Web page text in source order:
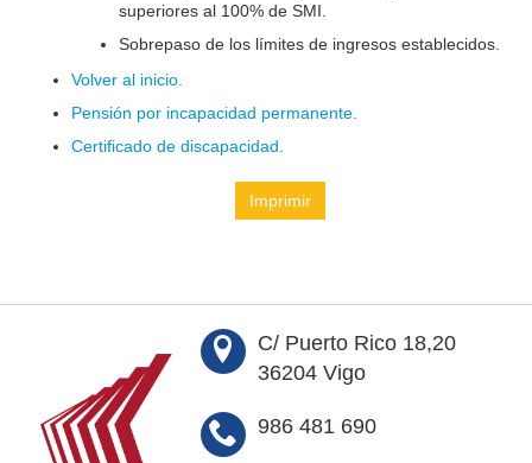
superiores al 100% de SMI.
Sobrepaso de los límites de ingresos establecidos.
Volver al inicio.
Pensión por incapacidad permanente.
Certificado de discapacidad.
Imprimir
C/ Puerto Rico 18,20
36204 Vigo
986 481 690